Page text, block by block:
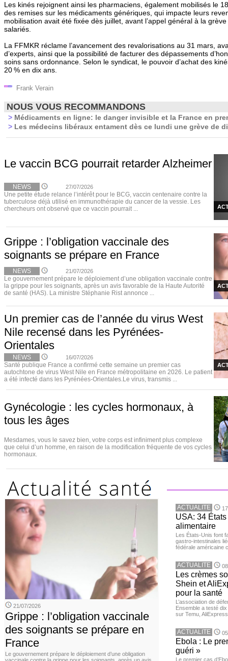
Les kinés rejoignent ainsi les pharmaciens, également mobilisés le
des remises sur les médicaments génériques, qui impacte leurs
mobilisation avait été fixée dès juillet, avant l’appel général à la
salariés.
La FFMKR réclame l’avancement des revalorisations au 31 mars,
d’experts, ainsi que la possibilité de facturer des dépassements
soins sans ordonnance. Selon le syndicat, le pouvoir d’achat des
20 % en dix ans.
Frank Verain
NOUS VOUS RECOMMANDONS
> Médicaments en ligne: le danger invisible et la France en
> Les médecins libéraux entament dès ce lundi une grève de
Le vaccin BCG pourrait retarder Alzheimer
NEWS 27/07/2026
Une petite étude relance l’intérêt pour le BCG, vaccin centenaire contre la
tuberculose déjà utilisé en immunothérapie du cancer de la vessie. Les
chercheurs ont observé que ce vaccin pourrait ...
Grippe : l’obligation vaccinale des
soignants se prépare en France
NEWS 21/07/2026
Le gouvernement prépare le déploiement d’une obligation vaccinale contre
la grippe pour les soignants, après un avis favorable de la Haute Autorité
de santé (HAS). La ministre Stéphanie Rist annonce ...
Un premier cas de l’année du virus West
Nile recensé dans les Pyrénées-
Orientales
NEWS 16/07/2026
Santé publique France a confirmé cette semaine un premier cas
autochtone de virus West Nile en France métropolitaine en 2026. Le patient
a été infecté dans les Pyrénées-Orientales.Le virus, transmis ...
Gynécologie : les cycles hormonaux, à
tous les âges
Mesdames, vous le savez bien, votre corps est infiniment plus complexe
que celui d’un homme, en raison de la modification fréquente de vos cycles
hormonaux.
21/07/2026
Grippe : l’obligation vaccinale
des soignants se prépare en
France
Le gouvernement prépare le déploiement d’une obligation
ACTUALITE
USA: 34
alimentaire
Les États-Unis font
gastro-intestinales
fédérale américaine
ACTUALITE
Les crèmes
Shein et
pour la santé
L’association de
Ensemble a testé
sur Temu,
ACTUALITE
Ebola : Le
guéri »
Le premier cas